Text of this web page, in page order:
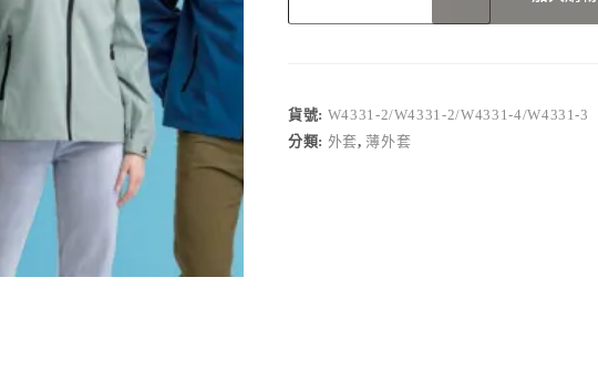
4/W4331-
貨號: W4331-2/W4331-2/W4331-4/W4331-3
分類: 外套, 薄外套